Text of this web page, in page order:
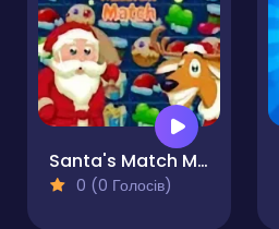
Santa's Match Mission
0 (0 Голосів)